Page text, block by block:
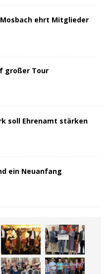
ehrt Mitglieder
großer Tour
soll Ehrenamt stärken
ein Neuanfang